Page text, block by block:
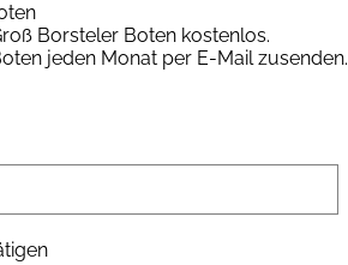
des
Borsteler Boten kostenlos.
jeden Monat per E-Mail zusenden.